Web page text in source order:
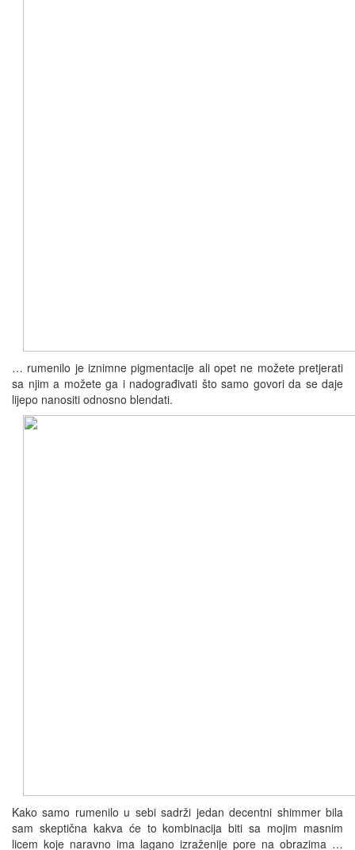
… rumenilo je iznimne pigmentacije ali opet ne možete pretjerati
sa njim a možete ga i nadograđivati što samo govori da se daje
lijepo nanositi odnosno blendati.
Kako samo rumenilo u sebi sadrži jedan decentni shimmer bila
sam skeptična kakva će to kombinacija biti sa mojim masnim
licem koje naravno ima lagano izraženije pore na obrazima …